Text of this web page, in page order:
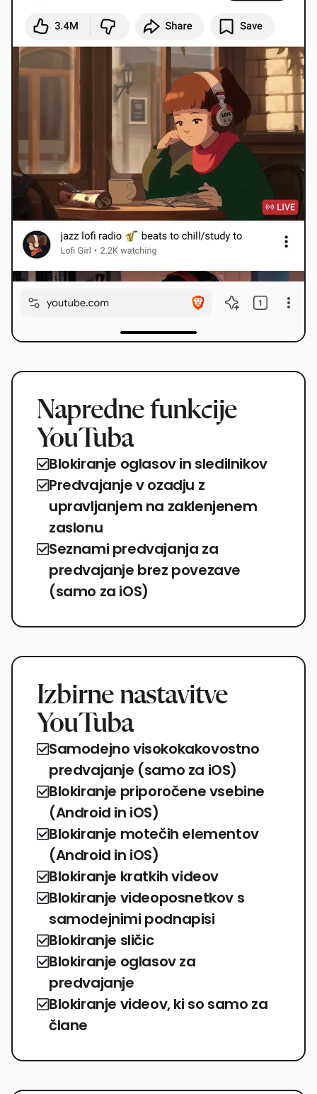
Napredne funkcije
YouTuba
Blokiranje oglasov in sledilnikov
Predvajanje v ozadju z
upravljanjem na zaklenjenem
zaslonu
Seznami predvajanja za
predvajanje brez povezave
(samo za iOS)
Izbirne nastavitve
YouTuba
Samodejno visokokakovostno
predvajanje (samo za iOS)
Blokiranje priporočene vsebine
(Android in iOS)
Blokiranje motečih elementov
(Android in iOS)
Blokiranje kratkih videov
Blokiranje videoposnetkov s
samodejnimi podnapisi
Blokiranje sličic
Blokiranje oglasov za
predvajanje
Blokiranje videov, ki so samo za
člane